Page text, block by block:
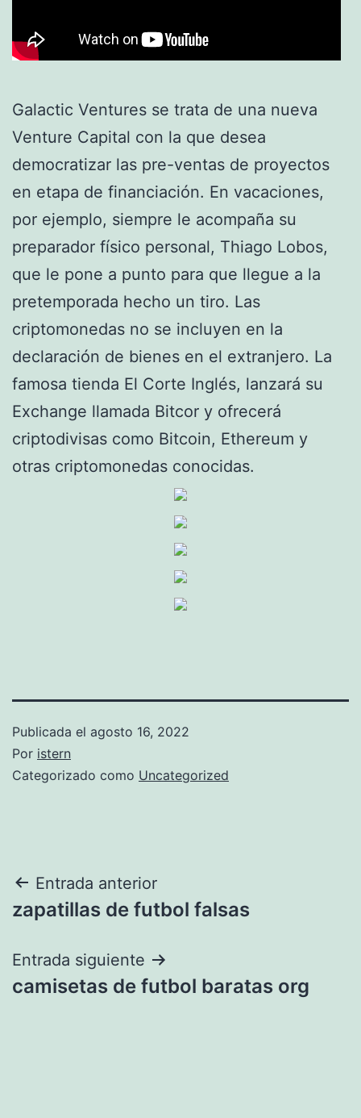
Galactic Ventures se trata de una nueva
Venture Capital con la que desea
democratizar las pre-ventas de proyectos
en etapa de financiación. En vacaciones,
por ejemplo, siempre le acompaña su
preparador físico personal, Thiago Lobos,
que le pone a punto para que llegue a la
pretemporada hecho un tiro. Las
criptomonedas no se incluyen en la
declaración de bienes en el extranjero. La
famosa tienda El Corte Inglés, lanzará su
Exchange llamada Bitcor y ofrecerá
criptodivisas como Bitcoin, Ethereum y
otras criptomonedas conocidas.
Publicada el agosto 16, 2022
Por istern
Categorizado como Uncategorized
Navegación
de
entradas
Entrada anterior
zapatillas de futbol falsas
Entrada siguiente
camisetas de futbol baratas org